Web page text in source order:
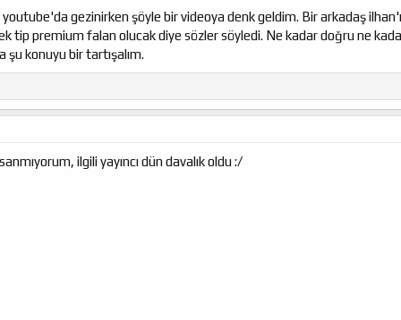
gezinirken şöyle bir videoya denk geldim. Bir arkadaş
tip premium falan olucak diye sözler söyledi. Ne kadar doğru ne
konuyu bir tartışalım.
ilgili yayıncı dün davalık oldu :/